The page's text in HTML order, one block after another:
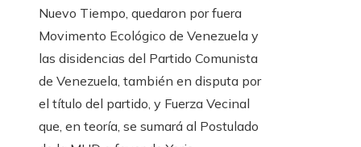
Nuevo Tiempo, quedaron por fuera
Movimento Ecológico de Venezuela y
las disidencias del Partido Comunista
de Venezuela, también en disputa por
el título del partido, y Fuerza Vecinal
que, en teoría, se sumará al Postulado